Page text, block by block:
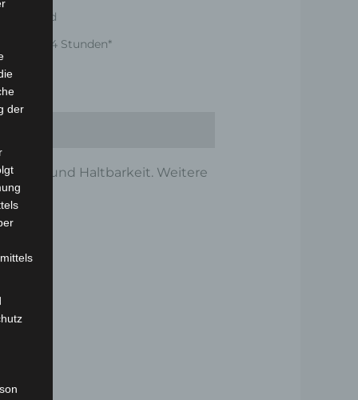
Versand
24 Stunden*
und Haltbarkeit. Weitere
der